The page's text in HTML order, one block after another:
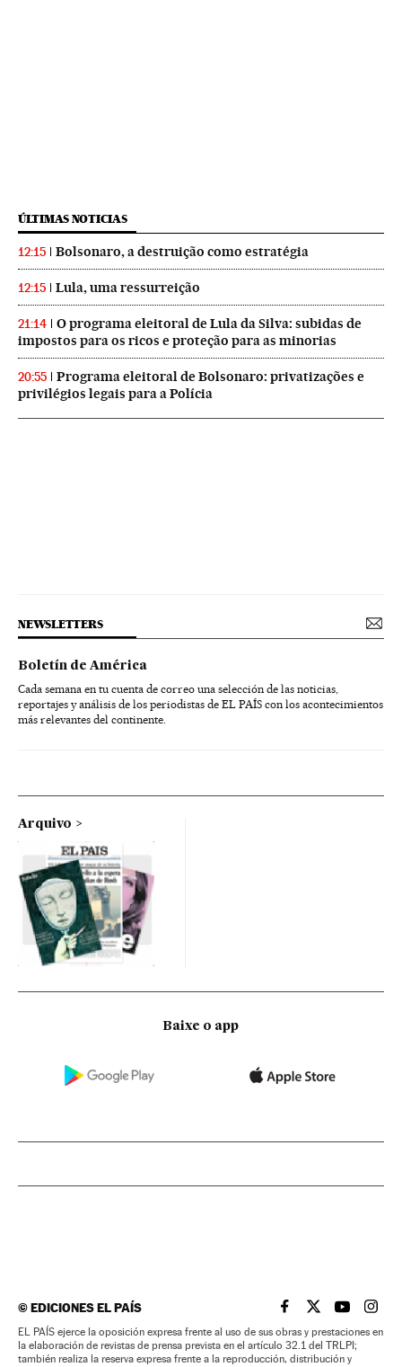
ÚLTIMAS NOTICIAS
12:15 Bolsonaro, a destruição como estratégia
12:15 Lula, uma ressurreição
21:14
O programa eleitoral de Lula da Silva: subidas de
impostos para os ricos e proteção para as minorias
20:55
Programa eleitoral de Bolsonaro: privatizações e
privilégios legais para a Polícia
NEWSLETTERS
Boletín de América
Cada semana en tu cuenta de correo una selección de las noticias,
reportajes y análisis de los periodistas de EL PAÍS con los acontecimientos
más relevantes del continente.
Arquivo
Baixe o app
©EDICIONES EL PAÍS EL PAÍS BRASIL EN
EL PAÍSEL PAÍS
EL
EL PAÍS ejerce la oposición expresa frente al uso de sus obras y prestaciones en
la elaboración de revistas de prensa prevista en el artículo 32.1 del TRLPI;
también realiza la reserva expresa frente a la reproducción, distribución y